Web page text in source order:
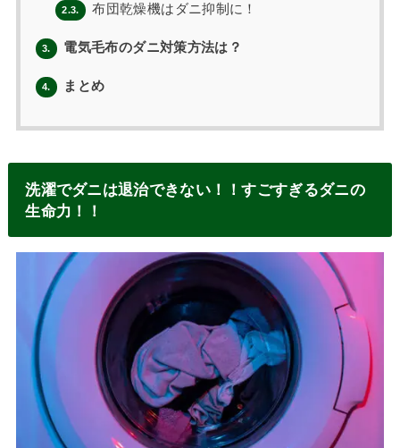
2.3. 布団乾燥機はダニ抑制に！
3. 電気毛布のダニ対策方法は？
4. まとめ
洗濯でダニは退治できない！！すごすぎるダニの
生命力！！